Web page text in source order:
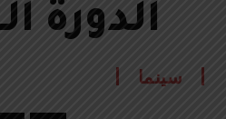
الدورة الـ12 للمهرجان الدولي لفيلم الطالب
سينما